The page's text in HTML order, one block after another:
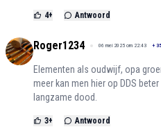
4+ Antwoord
Roger1234 06 mei 2025 om 22:43 +
Elementen als oudwijf, opa
meer kan men hier op DDS
langzame dood.
3+ Antwoord